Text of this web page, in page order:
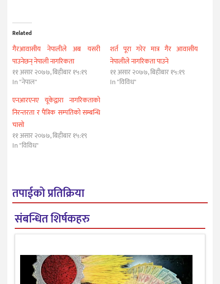
Related
गैरआवासीय नेपालीले अब यसरी
पाउनेछन् नेपाली नागरिकता
११ असार २०७७, बिहीबार १५:१९
In "नेपाल"
शर्त पूरा गरेर मात्र गैर आवासीय
नेपालीले नागरिकता पाउने
११ असार २०७७, बिहीबार १५:१९
In "विविध"
एनआरएनए यूकेद्वारा नागरिकताको
निरन्तरता र पैत्रिक सम्पतिको सम्बन्धि
चासो
११ असार २०७७, बिहीबार १५:१९
In "विविध"
तपाईको प्रतिक्रिया
संबन्धित शिर्षकहरु